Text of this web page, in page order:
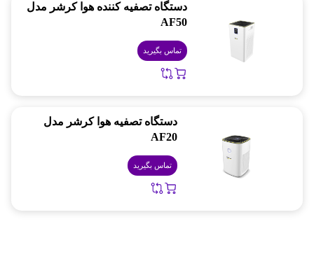
دستگاه تصفیه کننده هوا کرشر مدل
AF50
تماس بگیرید
دستگاه تصفیه هوا کرشر مدل
AF20
تماس بگیرید